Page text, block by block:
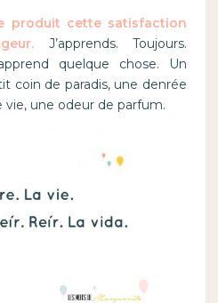
produit cette satisfaction
J’apprends. Toujours.
quelque chose. Un
coin de paradis, une denrée
une odeur de parfum.